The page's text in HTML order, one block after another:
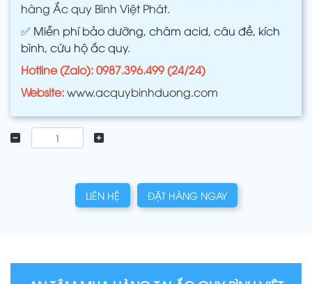
hàng Ắc quy Bình Việt Phát.
✅ Miễn phí bảo dưỡng, châm acid, câu đề, kích
bình, cứu hộ ắc quy.
Hotline (Zalo): 0987.396.499 (24/24)
Website:www.acquybinhduong.com
LIÊN HỆ ĐẶT HÀNG NGAY